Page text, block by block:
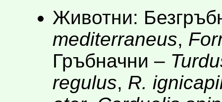
Животни:
mediterraneus,
Гръбначни –
regulus, R.